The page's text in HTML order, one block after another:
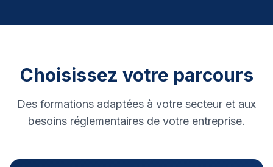
Choisissez votre parcours
Des formations adaptées à votre secteur et aux
besoins réglementaires de votre entreprise.